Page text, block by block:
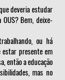
deveria estudar
Bem, deixe-
ou há
estar presente em
então a educação
mas no